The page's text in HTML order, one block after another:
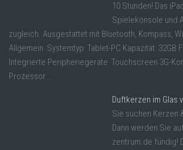
10 Stunden! Das
Spielekonsole und
zugleich. Ausgestattet mit Bluetooth, Kompass,
Allgemein Systemtyp: Tablet-PC Kapazität: 32GB
Integrierte Peripheriegeräte: Touchscreen 3G-
Prozessor ...
Duftkerzen im Glas
Sie suchen Kerzen
Dann werden Sie
zentrum.de fündig!